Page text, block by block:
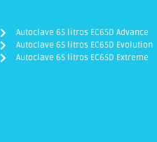
Autoclave 65 litros EC65D Advance
Autoclave 65 litros EC65D Evolution
Autoclave 65 litros EC65D Extreme